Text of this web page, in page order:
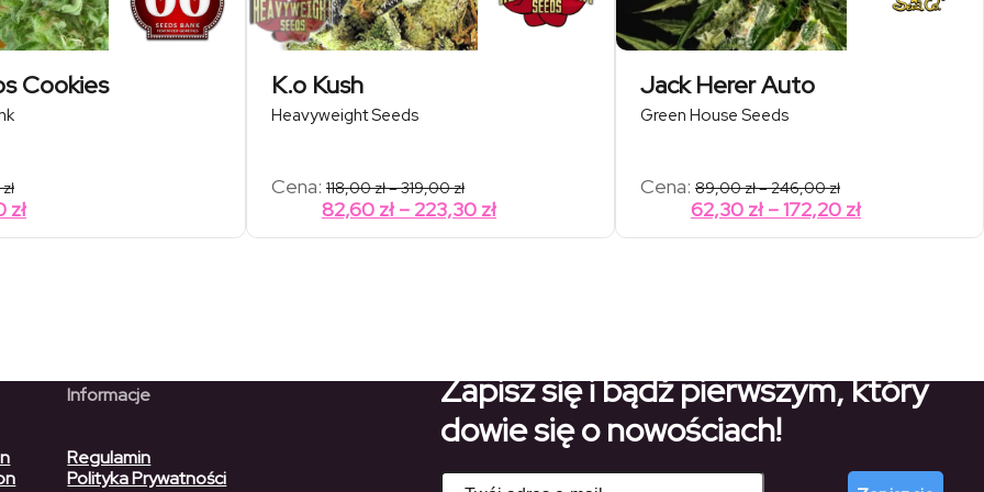
Cookies
zł
zł
K.o Kush
Heavyweight Seeds
Cena: 118,00zł–319,00złZakres
cen:
od
118,00 zł
82,60 zł – 223,30 złZakres
cen:
Jack Herer Auto
Green House Seeds
Cena: 89,00zł–246,00złZakres
cen:
od
89,00 zł
62,30 zł –172,20 złZakres
cen:
Zapisz się i bądź pierwszym, który
dowie się o nowościach!
Informacje
Regulamin
Polityka Prywatności